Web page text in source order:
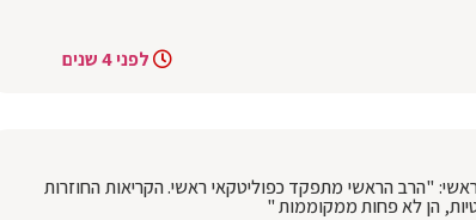
לפני 4 שנים
"הרב הראשי מתפקד כפוליטקאי ראשי. הקריאות החוזרות
הן לא פחות ממקוממות "